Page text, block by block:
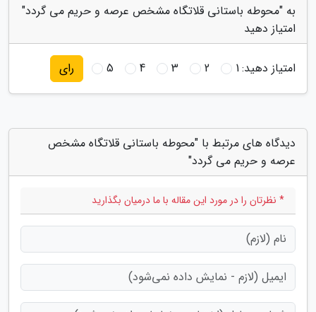
به "محوطه باستانی قلاتگاه مشخص عرصه و حریم می گردد"
امتیاز دهید
امتیاز دهید:1
2
3
4
5 رای
دیدگاه های مرتبط با "محوطه باستانی قلاتگاه مشخص
عرصه و حریم می گردد"
* نظرتان را در مورد این مقاله با ما درمیان بگذارید